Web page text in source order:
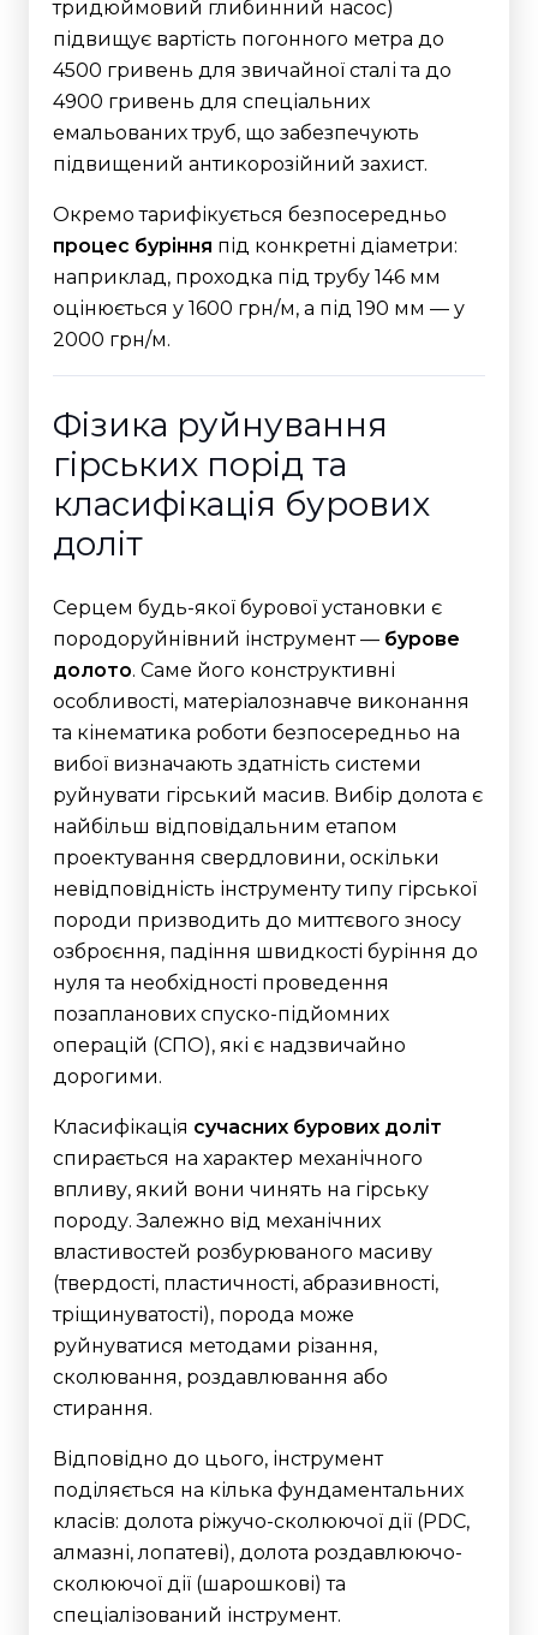
тридюймовий глибинний насос)
підвищує вартість погонного метра до
4500 гривень для звичайної сталі та до
4900 гривень для спеціальних
емальованих труб, що забезпечують
підвищений антикорозійний захист.
Окремо тарифікується безпосередньо
процес буріння під конкретні діаметри:
наприклад, проходка під трубу 146 мм
оцінюється у 1600 грн/м, а під 190 мм — у
2000 грн/м.
Фізика руйнування
гірських порід та
класифікація бурових
доліт
Серцем будь-якої бурової установки є
породоруйнівний інструмент — бурове
долото. Саме його конструктивні
особливості, матеріалознавче виконання
та кінематика роботи безпосередньо на
вибої визначають здатність системи
руйнувати гірський масив. Вибір долота є
найбільш відповідальним етапом
проектування свердловини, оскільки
невідповідність інструменту типу гірської
породи призводить до миттєвого зносу
озброєння, падіння швидкості буріння до
нуля та необхідності проведення
позапланових спуско-підйомних
операцій (СПО), які є надзвичайно
дорогими.
Класифікація сучасних бурових доліт
спирається на характер механічного
впливу, який вони чинять на гірську
породу. Залежно від механічних
властивостей розбурюваного масиву
(твердості, пластичності, абразивності,
тріщинуватості), порода може
руйнуватися методами різання,
сколювання, роздавлювання або
стирання.
Відповідно до цього, інструмент
поділяється на кілька фундаментальних
класів: долота ріжучо-сколюючої дії (PDC,
алмазні, лопатеві), долота роздавлюючо-
сколюючої дії (шарошкові) та
спеціалізований інструмент.